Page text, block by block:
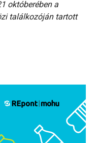
októberében a
találkozóján tartott